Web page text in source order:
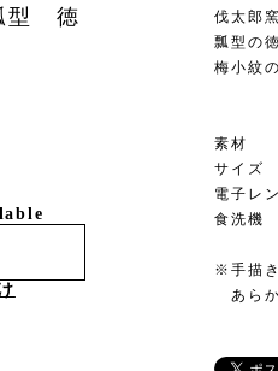
型 徳
伐太郎
瓢型の
梅小紋
素材
サイ
電子レ
食洗
※手描
あらか